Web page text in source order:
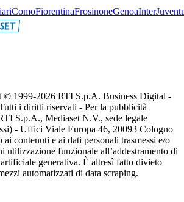
ComoFiorentinaFrosinoneGenoaInter
© 1999-2026 RTI S.p.A. Business Digital -
i diritti riservati - Per la pubblicità
S.p.A., Mediaset N.V., sede legale
- Uffici Viale Europa 46, 20093 Cologno
ai contenuti e ai dati personali trasmessi e/o
utilizzazione funzionale all’addestramento di
generativa. È altresì fatto divieto
automatizzati di data scraping.